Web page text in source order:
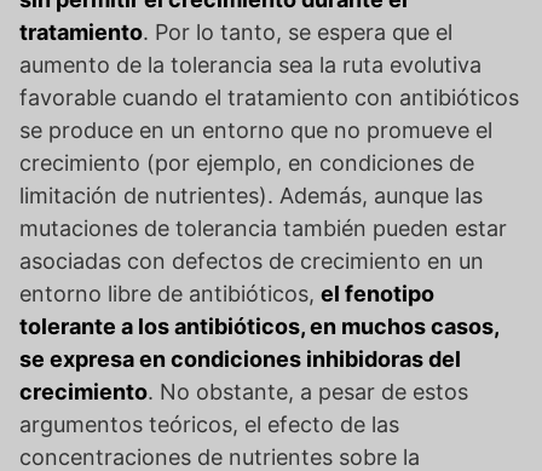
tratamiento. Por lo tanto, se espera que el
aumento de la tolerancia sea la ruta evolutiva
favorable cuando el tratamiento con antibióticos
se produce en un entorno que no promueve el
crecimiento (por ejemplo, en condiciones de
limitación de nutrientes). Además, aunque las
mutaciones de tolerancia también pueden estar
asociadas con defectos de crecimiento en un
entorno libre de antibióticos, el fenotipo
tolerante a los antibióticos, en muchos casos,
se expresa en condiciones inhibidoras del
crecimiento. No obstante, a pesar de estos
argumentos teóricos, el efecto de las
concentraciones de nutrientes sobre la